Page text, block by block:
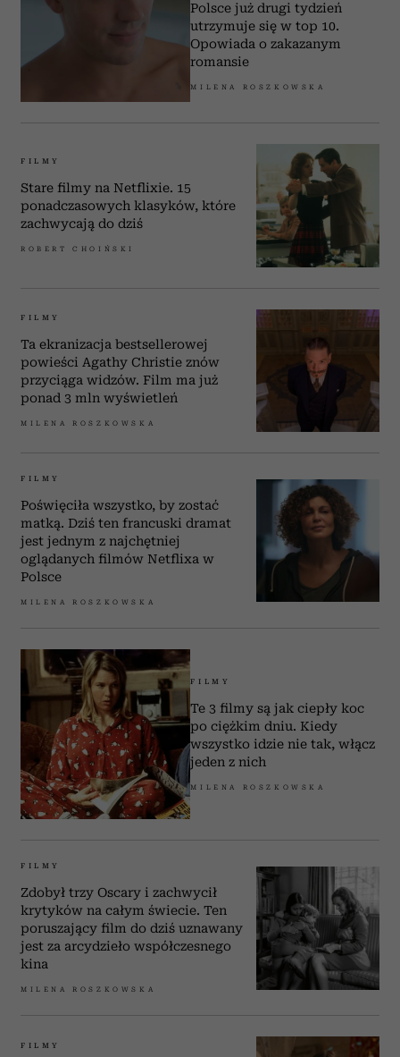
Polsce już drugi tydzień
utrzymuje się w top 10.
Opowiada o zakazanym
romansie
MILENA ROSZKOWSKA
FILMY
Stare filmy na Netflixie. 15
ponadczasowych klasyków, które
zachwycają do dziś
ROBERT CHOIŃSKI
FILMY
Ta ekranizacja bestsellerowej
powieści Agathy Christie znów
przyciąga widzów. Film ma już
ponad 3 mln wyświetleń
MILENA ROSZKOWSKA
FILMY
Poświęciła wszystko, by zostać
matką. Dziś ten francuski dramat
jest jednym z najchętniej
oglądanych filmów Netflixa w
Polsce
MILENA ROSZKOWSKA
FILMY
Te 3 filmy są jak ciepły koc
po ciężkim dniu. Kiedy
wszystko idzie nie tak, włącz
jeden z nich
MILENA ROSZKOWSKA
FILMY
Zdobył trzy Oscary i zachwycił
krytyków na całym świecie. Ten
poruszający film do dziś uznawany
jest za arcydzieło współczesnego
kina
MILENA ROSZKOWSKA
FILMY